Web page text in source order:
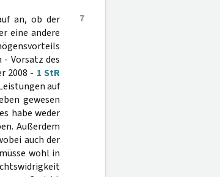
7
an, ob der
eine andere
Vorsatz des
2008 - 1 StR
auf
gewesen
habe weder
Außerdem
auch der
wohl in